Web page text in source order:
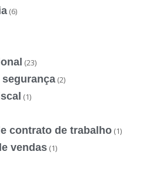
(6)
(23)
(2)
(1)
contrato de trabalho (1)
vendas (1)